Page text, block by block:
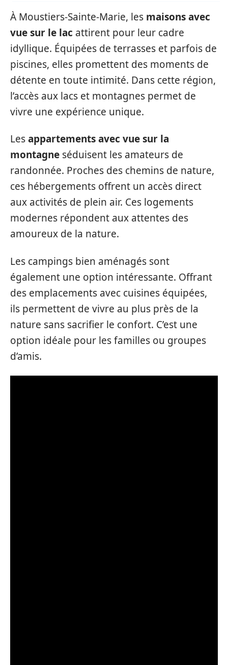
À Moustiers-Sainte-Marie, les maisons avec
vue sur le lac attirent pour leur cadre
idyllique. Équipées de terrasses et parfois de
piscines, elles promettent des moments de
détente en toute intimité. Dans cette région,
l’accès aux lacs et montagnes permet de
vivre une expérience unique.
Lesappartements avec vue sur la
montagne séduisent les amateurs de
randonnée. Proches des chemins de nature,
ces hébergements offrent un accès direct
aux activités de plein air. Ces logements
modernes répondent aux attentes des
amoureux de la nature.
Les campings bien aménagés sont
également une option intéressante. Offrant
des emplacements avec cuisines équipées,
ils permettent de vivre au plus près de la
nature sans sacrifier le confort. C’est une
option idéale pour les familles ou groupes
d’amis.